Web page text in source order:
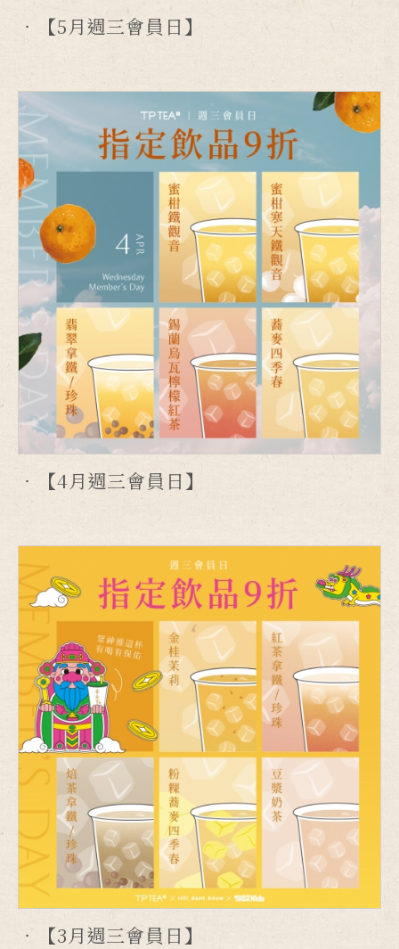
【5月週三會員日】
【4月週三會員日】
【3月週三會員日】